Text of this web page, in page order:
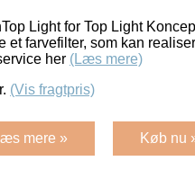
Light for Top Light
et farvefilter, som kan
her (Læs mere)
(Vis fragtpris)
mere » Køb nu